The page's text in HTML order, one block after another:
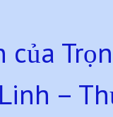
của
–